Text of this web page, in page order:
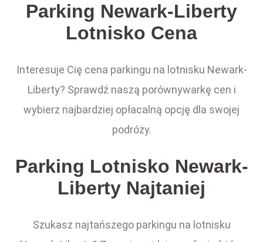
Parking Newark-Liberty
Lotnisko Cena
Interesuje Cię cena parkingu na lotnisku Newark-
Liberty? Sprawdź naszą porównywarkę cen i
wybierz najbardziej opłacalną opcję dla swojej
podróży.
Parking Lotnisko Newark-
Liberty Najtaniej
Szukasz najtańszego parkingu na lotnisku